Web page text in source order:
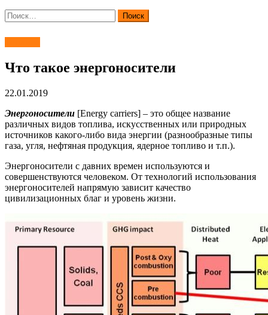
Найти:
Что такое энергоносители
22.01.2019
Энергоносители [Energy carriers] – это общее название
различных видов топлива, искусственных или природных
источников какого-либо вида энергии (разнообразные типы
газа, угля, нефтяная продукция, ядерное топливо и т.п.).
Энергоносители с давних времен используются и
совершенствуются человеком. От технологий использования
энергоносителей напрямую зависит качество
цивилизационных благ и уровень жизни.